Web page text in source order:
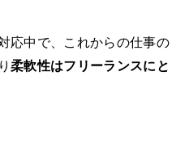
応中で、これからの仕事の
柔軟性はフリーランスにと